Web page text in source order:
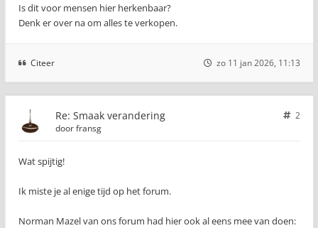
Is dit voor mensen hier herkenbaar?
Denk er over na om alles te verkopen.
Citeer zo 11 jan 2026, 11:13
Re: Smaak verandering
2
doorfransg
Wat spijtig!
Ik miste je al enige tijd op het forum.
Norman Mazel van ons forum had hier ook al eens mee van doen: